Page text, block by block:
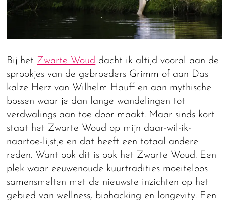
Bij het Zwarte Woud dacht ik altijd vooral aan de
sprookjes van de gebroeders Grimm of aan Das
kalze Herz van Wilhelm Hauff en aan mythische
bossen waar je dan lange wandelingen tot
verdwalings aan toe door maakt. Maar sinds kort
staat het Zwarte Woud op mijn daar-wil-ik-
naartoe-lijstje en dat heeft een totaal andere
reden. Want ook dit is ook het Zwarte Woud. Een
plek waar eeuwenoude kuurtradities moeiteloos
samensmelten met de nieuwste inzichten op het
gebied van wellness, biohacking en longevity. Een